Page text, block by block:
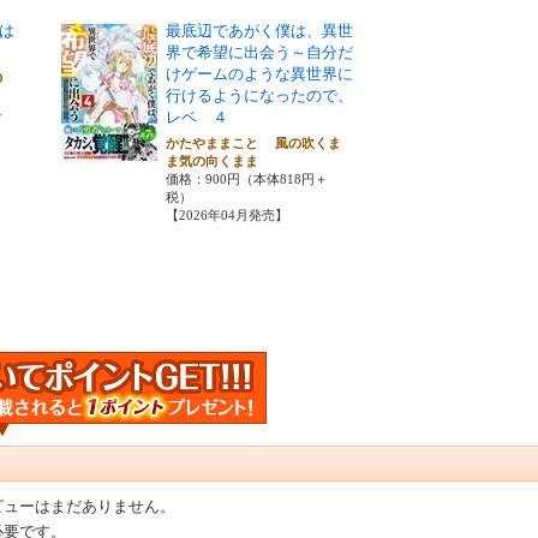
最底辺であがく僕は、異世
界で希望に出会う～自分だ
けゲームのような異世界に
行けるようになったので、
レベ ４
かたやままこと 風の吹くま
ま気の向くまま
価格：900円（本体818円＋
税）
【2026年04月発売】
ーはまだありません。
です。